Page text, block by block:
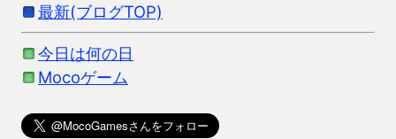
最新(ブログTOP)
今日は何の日
Mocoゲーム